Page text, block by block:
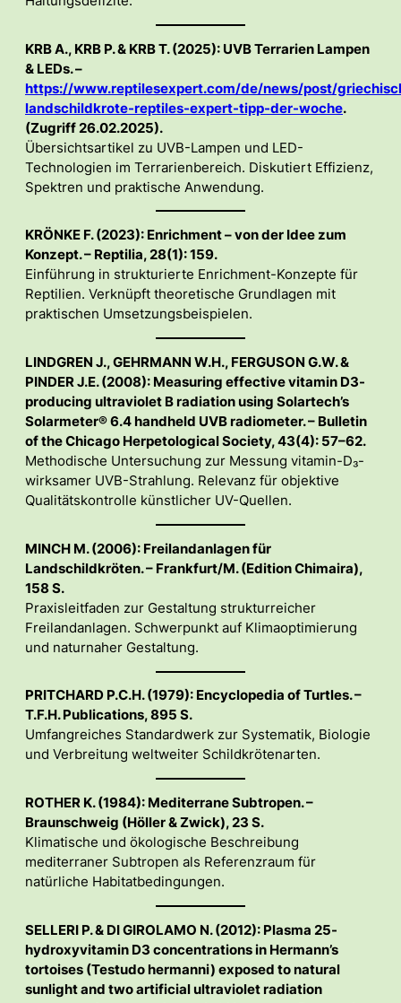
KRB A., KRB P. & KRB T. (2025): UVB Terrarien Lampen
& LEDs. –
https://www.reptilesexpert.com/de/news/post/
landschildkrote-reptiles-expert-tipp-der-woche.
(Zugriff 26.02.2025).
Übersichtsartikel zu UVB-Lampen und LED-
Technologien im Terrarienbereich. Diskutiert Effizienz,
Spektren und praktische Anwendung.
KRÖNKE F. (2023): Enrichment – von der Idee zum
Konzept. – Reptilia, 28(1): 159.
Einführung in strukturierte Enrichment-Konzepte für
Reptilien. Verknüpft theoretische Grundlagen mit
praktischen Umsetzungsbeispielen.
LINDGREN J., GEHRMANN W.H., FERGUSON G.W. &
PINDER J.E. (2008): Measuring effective vitamin D3-
producing ultraviolet B radiation using Solartech’s
Solarmeter® 6.4 handheld UVB radiometer. – Bulletin
of the Chicago Herpetological Society, 43(4): 57–62.
Methodische Untersuchung zur Messung vitamin-D₃-
wirksamer UVB-Strahlung. Relevanz für objektive
Qualitätskontrolle künstlicher UV-Quellen.
MINCH M. (2006): Freilandanlagen für
Landschildkröten. – Frankfurt/M. (Edition Chimaira),
158 S.
Praxisleitfaden zur Gestaltung strukturreicher
Freilandanlagen. Schwerpunkt auf Klimaoptimierung
und naturnaher Gestaltung.
PRITCHARD P.C.H. (1979): Encyclopedia of Turtles. –
T.F.H. Publications, 895 S.
Umfangreiches Standardwerk zur Systematik, Biologie
und Verbreitung weltweiter Schildkrötenarten.
ROTHER K. (1984): Mediterrane Subtropen. –
Braunschweig (Höller & Zwick), 23 S.
Klimatische und ökologische Beschreibung
mediterraner Subtropen als Referenzraum für
natürliche Habitatbedingungen.
SELLERI P. & DI GIROLAMO N. (2012): Plasma 25-
hydroxyvitamin D3 concentrations in Hermann’s
tortoises (Testudo hermanni) exposed to natural
sunlight and two artificial ultraviolet radiation